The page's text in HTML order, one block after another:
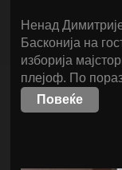
Ненад
Басконија на
изборија
плејоф. По
Повеќе